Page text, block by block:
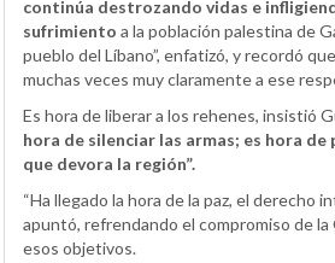
continúa destrozando vidas e
sufrimiento a la población palestina de
pueblo del Líbano”, enfatizó, y recordó
muchas veces muy claramente a ese
Es hora de liberar a los rehenes, insistió
hora de silenciar las armas; es hora
que devora la región”.
“Ha llegado la hora de la paz, el derecho
apuntó, refrendando el compromiso de la
esos objetivos.